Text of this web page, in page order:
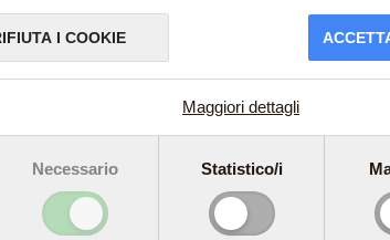
I COOKIE
Maggiori dettagli
Necessario Statistico/i